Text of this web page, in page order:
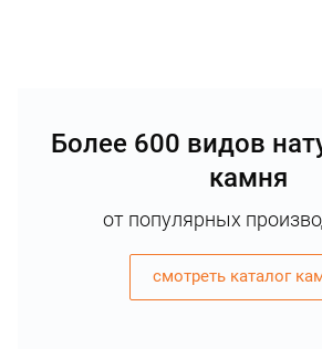
Более 600 видов
камня
от популярных
смотреть каталог